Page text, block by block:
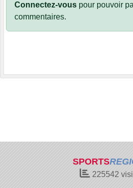
Connectez-vous pour pouvoir
commentaires.
SPORTS
225542